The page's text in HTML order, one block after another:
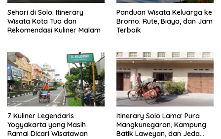
Sehari di Solo: Itinerary
Wisata Kota Tua dan
Rekomendasi Kuliner Malam
Panduan Wisata Keluarga ke
Bromo: Rute, Biaya, dan Jam
Terbaik
7 Kuliner Legendaris
Yogyakarta yang Masih
Ramai Dicari Wisatawan
Itinerary Solo Lama: Pura
Mangkunegaran, Kampung
Batik Laweyan, dan Jeda